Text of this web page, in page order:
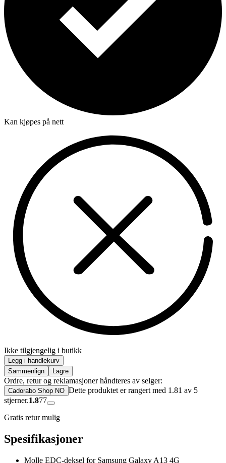
Kan kjøpes på nett
Ikke tilgjengelig i butikk
Legg i handlekurv
Sammenlign
Lagre
Ordre, retur og reklamasjoner håndteres av selger:
Cadorabo Shop NO Dette produktet er rangert med 1.81 av 5
stjerner.1.877
Gratis retur mulig
Spesifikasjoner
Molle EDC-deksel for Samsung Galaxy A13 4G